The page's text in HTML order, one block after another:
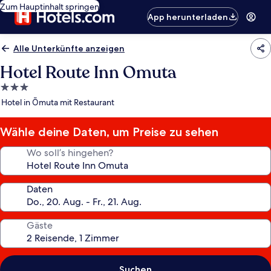
Zum Hauptinhalt springen
App herunterladen
Alle Unterkünfte anzeigen
Hotel Route Inn Omuta
3.0-
Sterne-
Hotel in Ōmuta mit Restaurant
Wähle deine Daten, um Preise zu sehen
Wo soll’s hingehen?
Daten
Gäste